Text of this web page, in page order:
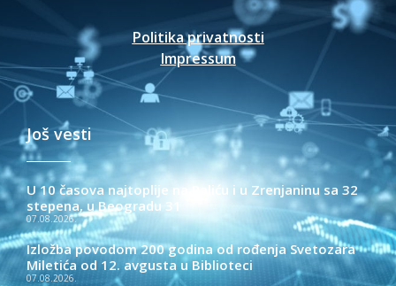
Politika privatnosti
Impressum
Još vesti
U 10 časova najtoplije na Paliću i u Zrenjaninu sa 32
stepena, u Beogradu 31
07.08.2026.
Izložba povodom 200 godina od rođenja Svetozara
Miletića od 12. avgusta u Biblioteci
07.08.2026.